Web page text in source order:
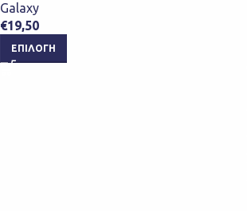
Galaxy
€19,50
ΕΠΙΛΟΓΉ